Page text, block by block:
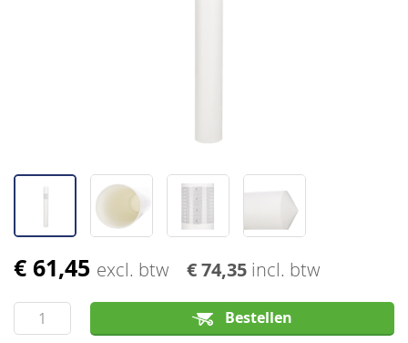
€ 61,45 excl. btw € 74,35 incl. btw
Bestellen
Ga
het
begin